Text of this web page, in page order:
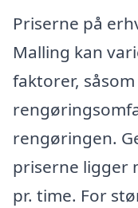
Priserne på
Malling kan
faktorer,
rengøringen.
priserne ligger
pr. time. For